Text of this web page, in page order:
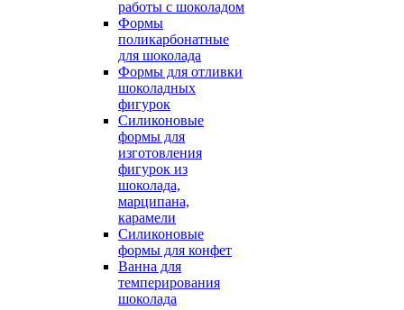
работы с шоколадом
Формы
поликарбонатные
для шоколада
Формы для отливки
шоколадных
фигурок
Силиконовые
формы для
изготовления
фигурок из
шоколада,
марципана,
карамели
Силиконовые
формы для конфет
Ванна для
темперирования
шоколада